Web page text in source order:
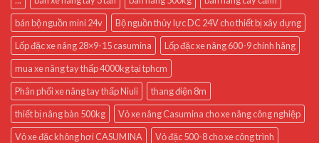
bán bộ nguồn mini 24v
Bộ nguồn thủy lực DC 24V cho thiết bị xây dựng
Lốp đặc xe nâng 28×9-15 casumina
Lốp đặc xe nâng 600-9 chính hãng
mua xe nâng tay thấp 4000kg tại tphcm
Phân phối xe nâng tay thấp Niuli
thang điện 8m
thiết bị nâng bàn 500kg
Vỏ xe nâng Casumina cho xe nâng công nghiệp
Vỏ xe đặc không hơi CASUMINA
Vỏ đặc 500-8 cho xe công trình